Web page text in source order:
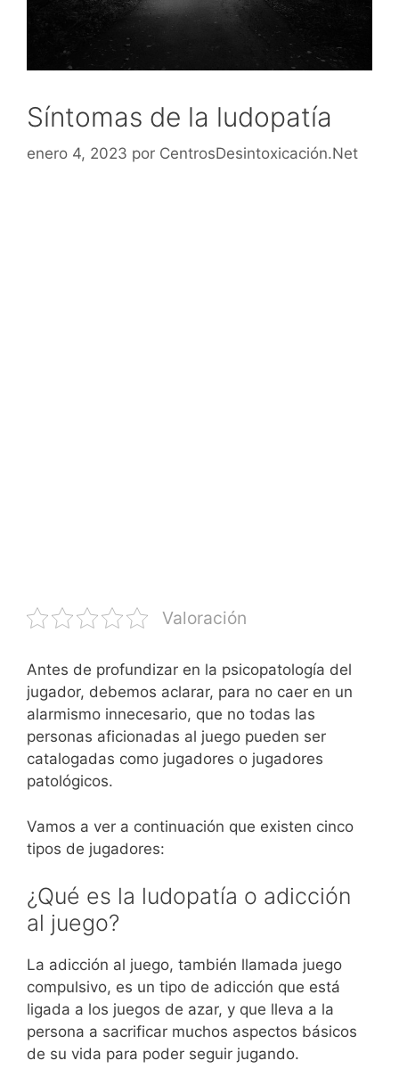
Síntomas de la ludopatía
enero 4, 2023 por CentrosDesintoxicación.Net
Valoración
Antes de profundizar en la psicopatología del
jugador, debemos aclarar, para no caer en un
alarmismo innecesario, que no todas las
personas aficionadas al juego pueden ser
catalogadas como jugadores o jugadores
patológicos.
Vamos a ver a continuación que existen cinco
tipos de jugadores:
¿Qué es la ludopatía o adicción
al juego?
La adicción al juego, también llamada juego
compulsivo, es un tipo de adicción que está
ligada a los juegos de azar, y que lleva a la
persona a sacrificar muchos aspectos básicos
de su vida para poder seguir jugando.